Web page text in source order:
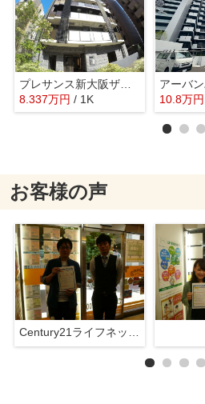
プレサンス新大阪ザ・デイズ
8.337万円 / 1K
アーバ
10.8万円
お客様の声
Century21ライフネット新大阪店